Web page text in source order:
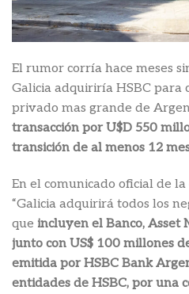
El rumor corría hace meses
Galicia adquiriría HSBC para
privado mas grande de
transacción por U$D 550
transición de al menos 12
En el comunicado oficial de
“Galicia adquirirá todos los
que incluyen el Banco, Asset
junto con US$ 100 millones
emitida por HSBC Bank
entidades de HSBC, por una